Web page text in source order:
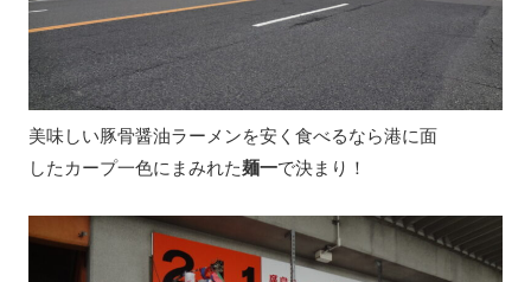
美味しい豚骨醤油ラーメンを安く食べるなら港に面
したカープ一色にまみれた麺一で決まり！